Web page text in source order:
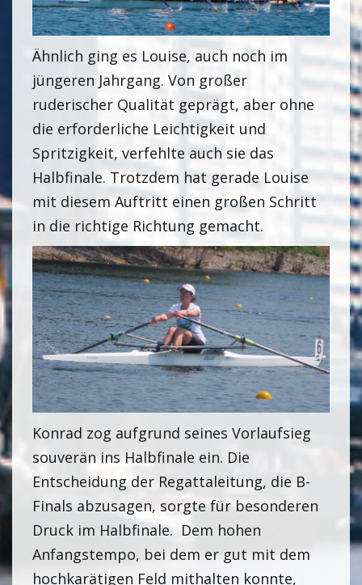
Ähnlich ging es Louise, auch noch im
jüngeren Jahrgang. Von großer
ruderischer Qualität geprägt, aber ohne
die erforderliche Leichtigkeit und
Spritzigkeit, verfehlte auch sie das
Halbfinale. Trotzdem hat gerade Louise
mit diesem Auftritt einen großen Schritt
in die richtige Richtung gemacht.
Konrad zog aufgrund seines Vorlaufsieg
souverän ins Halbfinale ein. Die
Entscheidung der Regattaleitung, die B-
Finals abzusagen, sorgte für besonderen
Druck im Halbfinale. Dem hohen
Anfangstempo, bei dem er gut mit dem
hochkarätigen Feld mithalten konnte,